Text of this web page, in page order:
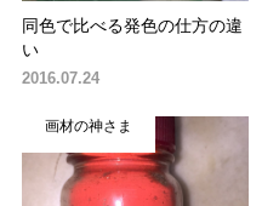
同色で比べる発色の仕方の違
い
2016.07.24
画材の神さま